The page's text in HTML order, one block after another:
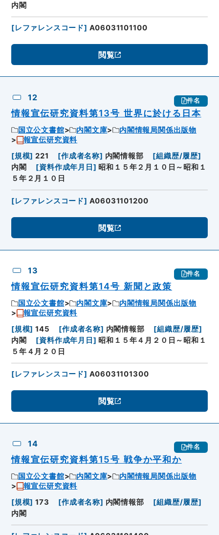
内閣
[レファレンスコード] A06031101100
閲覧
12 件名
情報宣伝研究資料第13号 世界に於ける日本
国立公文書館 内閣文庫
内閣情報局関係出版物
報宣伝研究資料
[規模] 221 [作成者名称] 内閣情報部 [組織歴/履歴]
内閣
[資料作成年月日 ] 昭和１５年２月１０日～昭和１
５年２月１０日
[レファレンスコード] A06031101200
閲覧
13 件名
情報宣伝研究資料第14号 新聞と政策
国立公文書館 内閣文庫
内閣情報局関係出版物
報宣伝研究資料
[規模] 145 [作成者名称] 内閣情報部 [組織歴/履歴]
内閣
[資料作成年月日 ] 昭和１５年４月２０日～昭和１
５年４月２０日
[レファレンスコード] A06031101300
閲覧
14 件名
情報宣伝研究資料第15号 戦争か平和か
国立公文書館 内閣文庫
内閣情報局関係出版物
報宣伝研究資料
[規模] 173 [作成者名称] 内閣情報部 [組織歴/履歴]
内閣